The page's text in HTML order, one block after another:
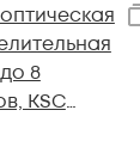
8
KSC